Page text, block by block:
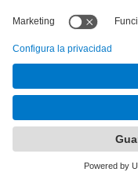
https://
Ninguna en